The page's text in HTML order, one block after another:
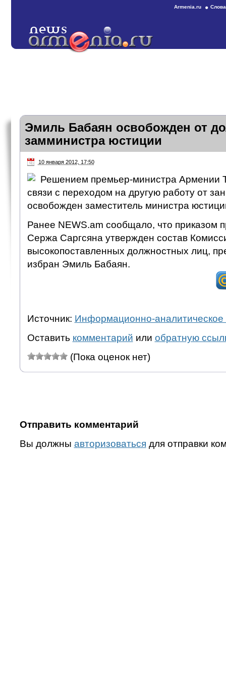
Armenia.ru
Эмиль Бабаян освобожден от
замминистра юстиции
10 января 2012, 17:50
Решением премьер-министра Армении
связи с переходом на другую работу от
освобожден заместитель министра
Ранее NEWS.am сообщало, что приказом
Сержа Саргсяна утвержден состав
высокопоставленных должностных лиц,
избран Эмиль Бабаян.
Источник: Информационно-аналитическое
Оставить комментарий или обратную
(Пока оценок нет)
Отправить комментарий
Вы должны авторизоваться для отправки